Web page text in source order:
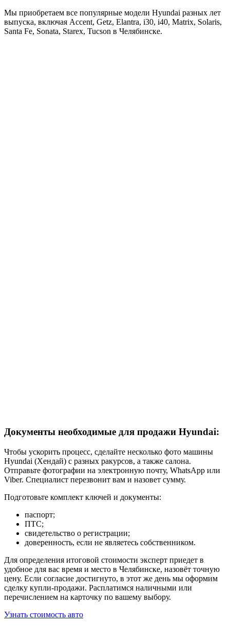
Мы приобретаем все популярные модели Hyundai разных лет
выпуска, включая Accent, Getz, Elantra, i30, i40, Matrix, Solaris,
Santa Fe, Sonata, Starex, Tucson в Челябинске.
Документы необходимые для продажи Hyundai:
Чтобы ускорить процесс, сделайте несколько фото машины
Hyundai (Хендай) с разных ракурсов, а также салона.
Отправьте фотографии на электронную почту, WhatsApp или
Viber. Специалист перезвонит вам и назовет сумму.
Подготовьте комплект ключей и документы:
паспорт;
ПТС;
свидетельство о регистрации;
доверенность, если не являетесь собственником.
Для определения итоговой стоимости эксперт приедет в
удобное для вас время и место в Челябинске, назовёт точную
цену. Если согласие достигнуто, в этот же день мы оформим
сделку купли-продажи. Расплатимся наличными или
перечислением на карточку по вашему выбору.
Узнать стоимость авто